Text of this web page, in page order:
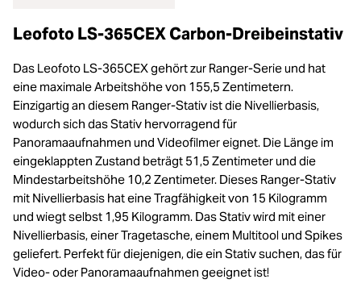
Leofoto LS-365CEX Carbon-Dreibeinstativ
Das Leofoto LS-365CEX gehört zur Ranger-Serie und hat
eine maximale Arbeitshöhe von 155,5 Zentimetern.
Einzigartig an diesem Ranger-Stativ ist die Nivellierbasis,
wodurch sich das Stativ hervorragend für
Panoramaaufnahmen und Videofilmer eignet. Die Länge im
eingeklappten Zustand beträgt 51,5 Zentimeter und die
Mindestarbeitshöhe 10,2 Zentimeter. Dieses Ranger-Stativ
mit Nivellierbasis hat eine Tragfähigkeit von 15 Kilogramm
und wiegt selbst 1,95 Kilogramm. Das Stativ wird mit einer
Nivellierbasis, einer Tragetasche, einem Multitool und Spikes
geliefert. Perfekt für diejenigen, die ein Stativ suchen, das für
Video- oder Panoramaaufnahmen geeignet ist!